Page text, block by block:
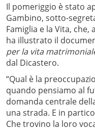
Il pomeriggio è stato
Gambino, sotto-
Famiglia e la Vita, che,
ha illustrato il
per la vita
dal Dicastero.
“Qual è la
quando pensiamo al
domanda centrale
una strada. E in
Che trovino la loro